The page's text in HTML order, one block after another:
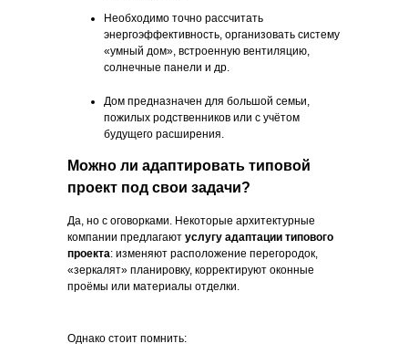
Необходимо точно рассчитать
энергоэффективность, организовать систему
«умный дом», встроенную вентиляцию,
солнечные панели и др.
Дом предназначен для большой семьи,
пожилых родственников или с учётом
будущего расширения.
Можно ли адаптировать типовой
проект под свои задачи?
Да, но с оговорками. Некоторые архитектурные
компании предлагают услугу адаптации типового
проекта: изменяют расположение перегородок,
«зеркалят» планировку, корректируют оконные
проёмы или материалы отделки.
Однако стоит помнить:
«Нажимая на кнопку, Вы даете согласие
на обработку персональных данных и
соглашаетесь c политикой
Оставить заявку
КЛИЕНТАМ
НАШИ УСЛУГИ
Статьи
Осмотр дома перед